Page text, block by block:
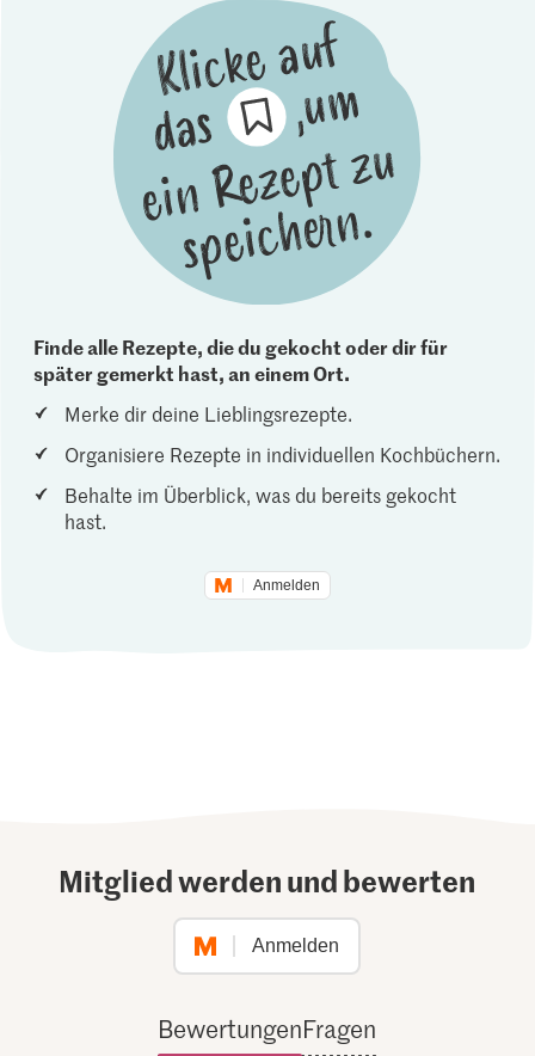
Finde alle Rezepte, die du gekocht oder dir für
später gemerkt hast, an einem Ort.
Merke dir deine Lieblingsrezepte.
Organisiere Rezepte in individuellen Kochbüchern.
Behalte im Überblick, was du bereits gekocht
hast.
Anmelden
Mitglied werden und bewerten
Anmelden
BewertungenFragen